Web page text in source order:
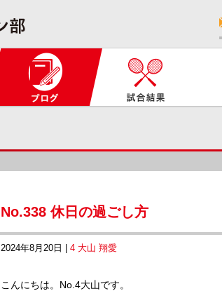
No.338 休日の過ごし方
2024年8月20日 | 4 大山 翔愛
こんにちは。No.4大山です。